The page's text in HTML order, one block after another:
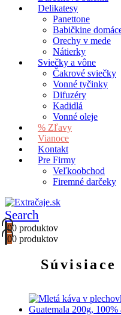
Delikatesy
Panettone
Babičkine
Orechy v mede
Nátierky
Sviečky a vône
Čakrové sviečky
Vonné tyčinky
Difuzéry
Kadidlá
Vonné oleje
% Zľavy
Vianoce
Kontakt
Pre Firmy
Veľkoobchod
Firemné darčeky
Search
00 produktov
00 produktov